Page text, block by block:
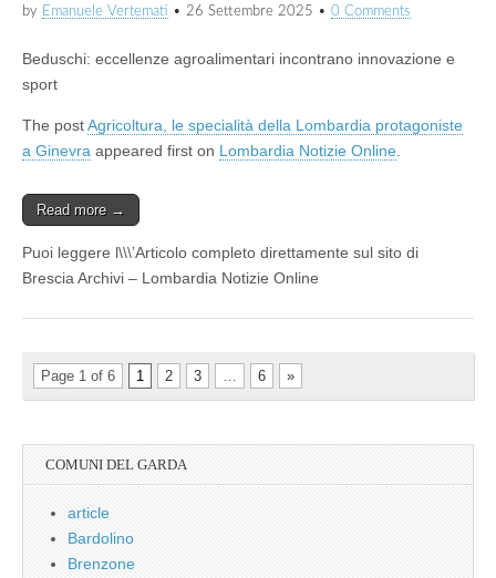
by Emanuele Vertemati • 26 Settembre 2025 • 0 Comments
Beduschi: eccellenze agroalimentari incontrano innovazione e
sport
The postAgricoltura, le specialità della Lombardia protagoniste
a Ginevra appeared first on Lombardia Notizie Online
Read more →
Puoi leggere l\\\’Articolo completo direttamente sul sito di
Brescia Archivi – Lombardia Notizie Online
Page 1 of 6 1 2 3 6 »
COMUNI DEL GARDA
article
Bardolino
Brenzone